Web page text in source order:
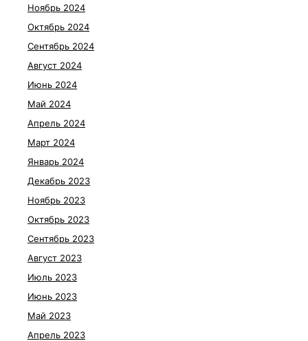
Ноябрь 2024
Октябрь 2024
Сентябрь 2024
Август 2024
Июнь 2024
Май 2024
Апрель 2024
Март 2024
Январь 2024
Декабрь 2023
Ноябрь 2023
Октябрь 2023
Сентябрь 2023
Август 2023
Июль 2023
Июнь 2023
Май 2023
Апрель 2023